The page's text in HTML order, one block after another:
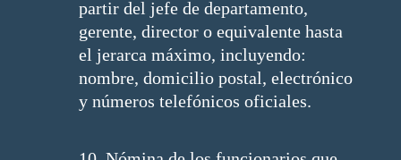
partir del jefe de departamento,
gerente, director o equivalente hasta
el jerarca máximo, incluyendo:
nombre, domicilio postal, electrónico
y números telefónicos oficiales.